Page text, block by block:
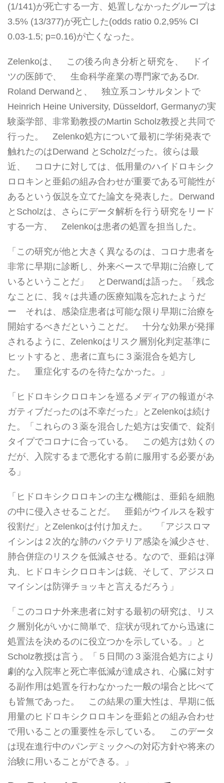
(1/141)が死亡する一方、処置しなかったグループは
3.5% (13/377)が死亡した(odds ratio 0.2,95% CI
0.03-1.5; p=0.16)が亡くなった。
Zelenkoは、 この後ろ向き分析と研究を、 ドイ
ツの医師で、 生命科学産業の専門家であるDr.
Roland Derwandと、 独立系コンサルタントで
Heinrich Heine University, Düsseldorf, Germanyの実
験薬学部、非常勤教授のMartin Scholz教授と共同で
行った。 Zelenko処方について最初に学術発表で
触れたのはDerwand とScholzだった。彼らは最
近、 コロナに対しては、低用量のハイドロキシク
ロロキンと亜鉛の組み合わせが重要である可能性が
あるという仮説を立てた論文を発表した。Derwand
とScholzは、さらにデータ解析を行う研究をリード
する一方、 Zelenkoは患者の処置を担当した。
「この研究が他と大きく異なるのは、コロナ患者を
非常に早期に診断し、外来ベースで早期に治療して
いるということだ」 とDerwandは語った。「残念
なことに、我々は共通の医療知識を忘れたようだ
ー それは、感染症患者は可能な限り早期に治療を
開始するべきだということだ。 十分な効果が発揮
されるように、Zelenkoはリスク層別化判定基準に
ヒットすると、患者に直ちに３薬混合を処方し
た。 重症化するのを待たなかった。」
「ヒドロキシクロロキンを巡るメディアの報道がネ
ガティブだったのは不幸だった」とZelenkoは続け
た。「これらの３薬を混合した処方は安価で、錠剤
タイプでコロナに合っている。 この処方は効くの
だが、入院するまで悪化する前に服用する必要があ
る」
「ヒドロキシクロロキンの主な機能は、亜鉛を細胞
の中に侵入させることだ。 亜鉛がウイルスを殺す
役割だ」とZelenkoは付け加えた。 「アジスロマ
イシンは２次的な肺のバクテリア感染を減少させ、
肺合併症のリスクを低減させる。なので、亜鉛は弾
丸、ヒドロキシクロロキンは銃、そして、アジスロ
マイシンは防弾チョッキと言えるだろう」
「このコロナ外来患者に対する最初の研究は、リス
ク層別化がいかに簡単で、症状が現れてから迅速に
処置法を決めるのに役立つかを示している。」と
Scholz教授は言う。「５日間の３薬混合処方により
劇的な入院率と死亡率低減が達成され、心臓に対す
る副作用は処置を行わなかった一般の場合と比べて
も皆無であった。 この結果の重大性は、早期に低
用量のヒドロキシクロロキンを亜鉛との組み合わせ
で用いることの重要性を示している。 このデータ
は現在進行中のパンデミックへの対応方針や将来の
治験に用いることができる。」